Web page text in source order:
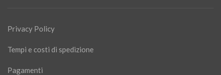
Privacy Policy
Tempi e costi di spedizione
Pagamenti